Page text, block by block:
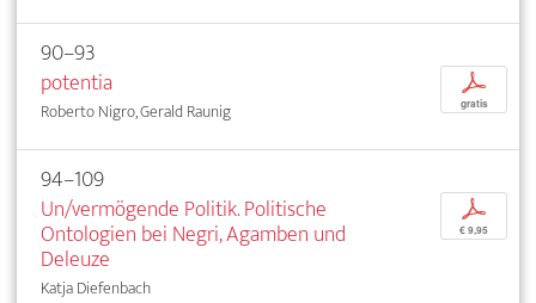
90–93
potentia
Roberto Nigro, Gerald Raunig
p
gratis
94–109
Un/vermögende Politik. Politische
Ontologien bei Negri, Agamben und
Deleuze
Katja Diefenbach
p
€ 9,95